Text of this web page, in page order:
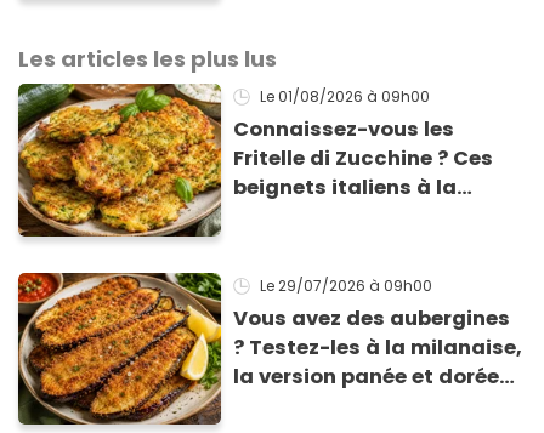
Les articles les plus lus
Le 01/08/2026 à 09h00
Connaissez-vous les
Fritelle di Zucchine ? Ces
beignets italiens à la
Le 29/07/2026 à 09h00
Vous avez des aubergines
? Testez-les à la milanaise,
la version panée et dorée